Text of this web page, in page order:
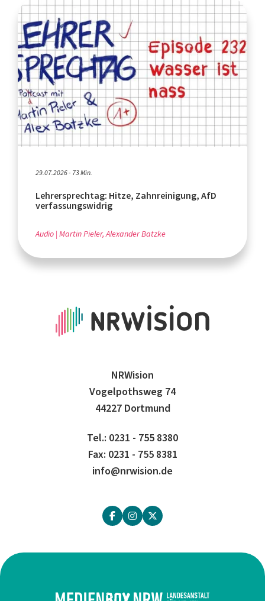
29.07.2026 - 73 Min.
Lehrersprechtag: Hitze, Zahnreinigung, AfD
verfassungswidrig
Audio Martin Pieler, Alexander Batzke
NRWision
Vogelpothsweg 74
44227 Dortmund
Tel.: 0231 - 755 8380
Fax: 0231 - 755 8381
info@nrwision.de